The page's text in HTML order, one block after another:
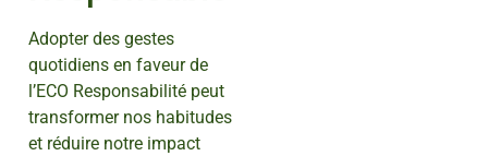
Adopter des gestes
quotidiens en faveur de
l’ECO Responsabilité peut
transformer nos habitudes
et réduire notre impact